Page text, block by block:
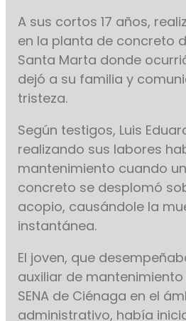
A sus cortos 17 años,
en la planta de concreto
Santa Marta donde
dejó a su familia y
tristeza.
Según testigos, Luis
realizando sus labores
mantenimiento cuando
concreto se desplomó
acopio, causándole la
instantánea.
El joven, que
auxiliar de
SENA de Ciénaga en el
administrativo, había